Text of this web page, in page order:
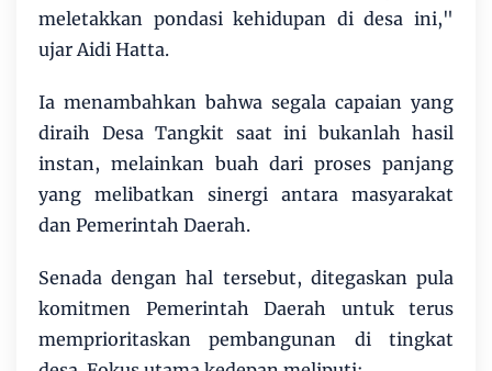
meletakkan pondasi kehidupan di desa ini,"
ujar Aidi Hatta.
‎Ia menambahkan bahwa segala capaian yang
diraih Desa Tangkit saat ini bukanlah hasil
instan, melainkan buah dari proses panjang
yang melibatkan sinergi antara masyarakat
dan Pemerintah Daerah.
‎Senada dengan hal tersebut, ditegaskan pula
komitmen Pemerintah Daerah untuk terus
memprioritaskan pembangunan di tingkat